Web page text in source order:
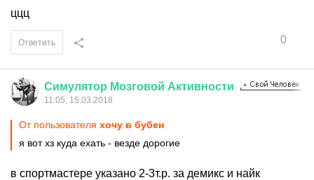
ццц
0
Ответить
Симулятор Мозговой Активности
11:05, 15.03.2018
От пользователя хочу в бубен
я вот хз куда ехать - везде дорогие
в спортмастере указано 2-3т.р. за демикс и найк